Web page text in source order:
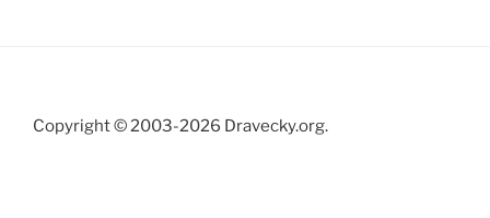
Copyright © 2003-2026 Dravecky.org.